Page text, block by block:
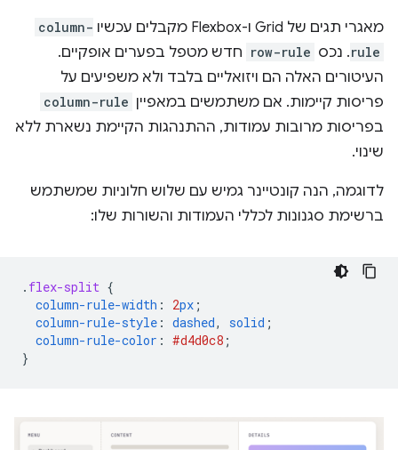
מאגרי תגים של Grid ו-Flexbox מקבלים עכשיו
column-
rule. נכס row-rule חדש מטפל בפערים אופקיים.
העיטורים האלה הם ויזואליים בלבד ולא משפיעים על
פריסות קיימות. אם משתמשים במאפיין column-rule
בפריסות מרובות עמודות, ההתנהגות הקיימת נשארת ללא
שינוי.
לדוגמה, הנה קונטיינר גמיש עם שלוש חלוניות שמשתמש
ברשימת סגנונות לכללי העמודות והשורות שלו:
. flex-split {
column-rule-width : 2px ;
column-rule-style : dashed, solid ;
column-rule-color : #d4d0c8 ;
}